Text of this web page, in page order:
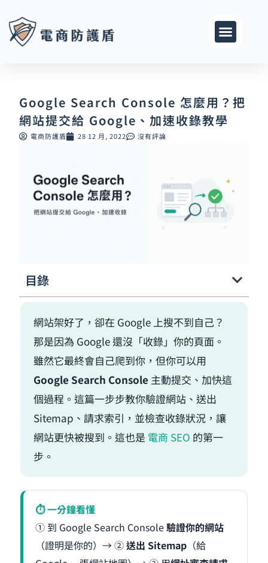
Google Search Console 怎麼用？把
網站提交給 Google、加速收錄教學
電商防護盾 28 12 月, 2022 沒有評論
目錄
網站架好了，卻在 Google 上搜不到自己？
那是因為 Google 還沒「收錄」你的頁面。
雖然它最終會自己爬到你，但你可以用
Google Search Console 主動提交、加快這
個過程。這篇一步步教你驗證網站、送出
Sitemap、請求索引，並檢查收錄狀況，讓
網站更快被搜到。這也是 電商 SEO 的第一
步。
⏱ 一分鐘看懂
① 到 Google Search Console驗證你的網站
（證明是你的）→ ②送出 Sitemap （給